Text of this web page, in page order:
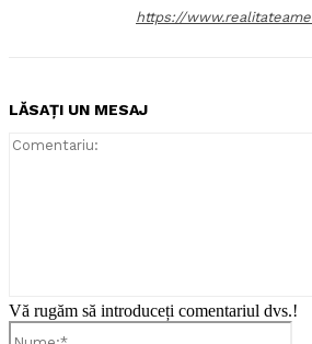
https://
LĂSAȚI UN MESAJ
Vă rugăm să introduceți comentariul dvs.!